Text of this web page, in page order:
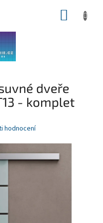
dveře
- komplet
hodnocení